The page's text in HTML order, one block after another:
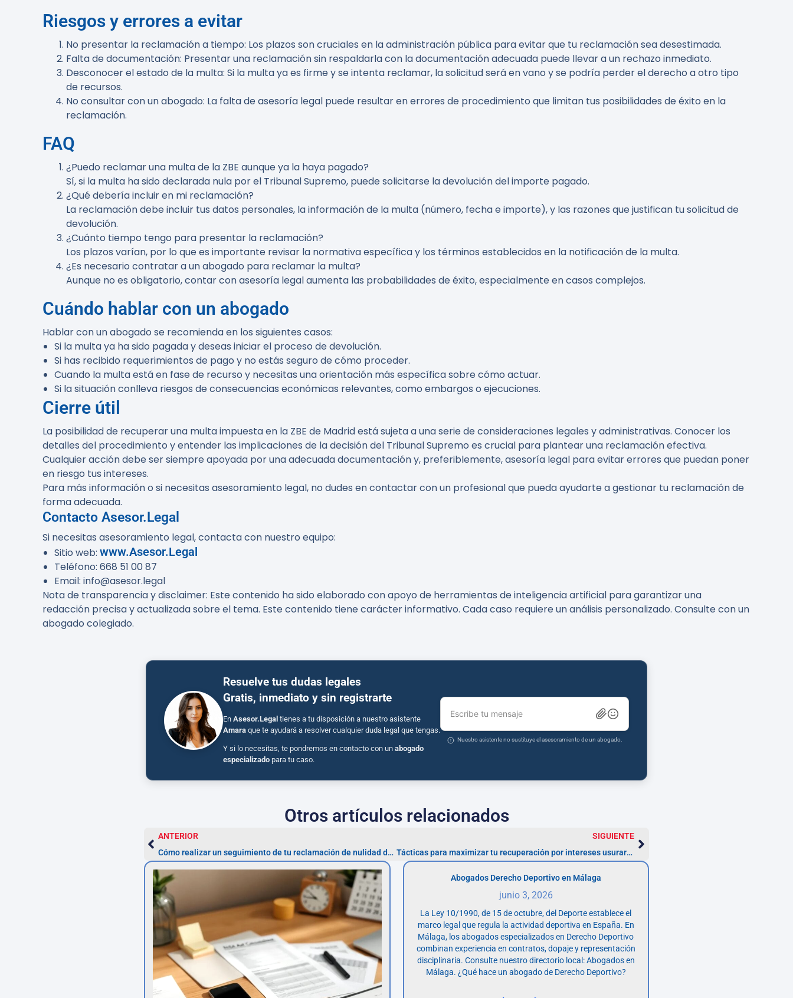
Riesgos y errores a evitar
No presentar la reclamación a tiempo: Los plazos son cruciales en la administración pública para evitar que tu reclamación sea desestimada.
Falta de documentación: Presentar una reclamación sin respaldarla con la documentación adecuada puede llevar a un rechazo inmediato.
Desconocer el estado de la multa: Si la multa ya es firme y se intenta reclamar, la solicitud será en vano y se podría perder el derecho a otro tipo
de recursos.
No consultar con un abogado: La falta de asesoría legal puede resultar en errores de procedimiento que limitan tus posibilidades de éxito en la
reclamación.
FAQ
¿Puedo reclamar una multa de la ZBE aunque ya la haya pagado?
Sí, si la multa ha sido declarada nula por el Tribunal Supremo, puede solicitarse la devolución del importe pagado.
¿Qué debería incluir en mi reclamación?
La reclamación debe incluir tus datos personales, la información de la multa (número, fecha e importe), y las razones que justifican tu solicitud de
devolución.
¿Cuánto tiempo tengo para presentar la reclamación?
Los plazos varían, por lo que es importante revisar la normativa específica y los términos establecidos en la notificación de la multa.
¿Es necesario contratar a un abogado para reclamar la multa?
Aunque no es obligatorio, contar con asesoría legal aumenta las probabilidades de éxito, especialmente en casos complejos.
Cuándo hablar con un abogado
Hablar con un abogado se recomienda en los siguientes casos:
Si la multa ya ha sido pagada y deseas iniciar el proceso de devolución.
Si has recibido requerimientos de pago y no estás seguro de cómo proceder.
Cuando la multa está en fase de recurso y necesitas una orientación más específica sobre cómo actuar.
Si la situación conlleva riesgos de consecuencias económicas relevantes, como embargos o ejecuciones.
Cierre útil
La posibilidad de recuperar una multa impuesta en la ZBE de Madrid está sujeta a una serie de consideraciones legales y administrativas. Conocer los
detalles del procedimiento y entender las implicaciones de la decisión del Tribunal Supremo es crucial para plantear una reclamación efectiva.
Cualquier acción debe ser siempre apoyada por una adecuada documentación y, preferiblemente, asesoría legal para evitar errores que puedan poner
en riesgo tus intereses.
Para más información o si necesitas asesoramiento legal, no dudes en contactar con un profesional que pueda ayudarte a gestionar tu reclamación de
forma adecuada.
Contacto Asesor.Legal
Si necesitas asesoramiento legal, contacta con nuestro equipo:
Sitio web: www.Asesor.Legal
Teléfono: 668 51 00 87
Email: info@asesor.legal
Nota de transparencia y disclaimer: Este contenido ha sido elaborado con apoyo de herramientas de inteligencia artificial para garantizar una
redacción precisa y actualizada sobre el tema. Este contenido tiene carácter informativo. Cada caso requiere un análisis personalizado. Consulte con un
abogado colegiado.
Resuelve tus dudas legales
Gratis, inmediato y sin registrarte
En Asesor.Legal tienes a tu disposición a nuestro asistente
Amara que te ayudará a resolver cualquier duda legal que tengas.
Y si lo necesitas, te pondremos en contacto con un abogado
especializado para tu caso.
Escribe tu mensaje
Nuestro asistente no sustituye el asesoramiento de un abogado.
Otros artículos relacionados
ANTERIOR
Cómo realizar un seguimiento de tu reclamación de nulidad de préstamo personal
SIGUIENTE
Tácticas para maximizar tu recuperación por intereses usurarios en préstamos personales
Abogados Derecho Deportivo en Málaga
junio 3, 2026
La Ley 10/1990, de 15 de octubre, del Deporte establece el
marco legal que regula la actividad deportiva en España. En
Málaga, los abogados especializados en Derecho Deportivo
combinan experiencia en contratos, dopaje y representación
disciplinaria. Consulte nuestro directorio local: Abogados en
Málaga. ¿Qué hace un abogado de Derecho Deportivo?